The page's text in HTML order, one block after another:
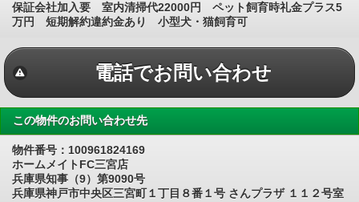
保証会社加入要 室内清掃代22000円 ペット飼育時礼金プラス5
万円 短期解約違約金あり 小型犬・猫飼育可
電話でお問い合わせ
この物件のお問い合わせ先
物件番号：100961824169
ホームメイトFC三宮店
兵庫県知事（9）第9090号
兵庫県神戸市中央区三宮町１丁目８番１号 さんプラザ １１２号室